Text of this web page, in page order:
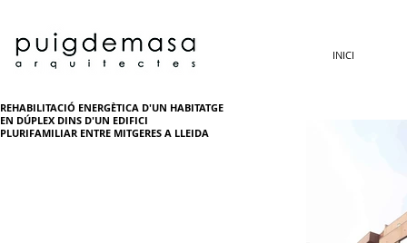
INICI
REHABILITACIÓ ENERGÈTICA D'UN HABITATGE
EN DÚPLEX DINS D'UN EDIFICI
PLURIFAMILIAR ENTRE MITGERES A LLEIDA